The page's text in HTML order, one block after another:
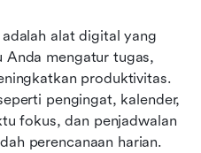
adalah alat digital yang
Anda mengatur tugas,
produktivitas.
pengingat, kalender,
fokus, dan penjadwalan
perencanaan harian.